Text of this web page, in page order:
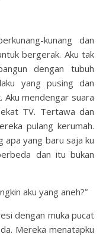
kunang dan
bergerak. Aku tak
dengan tubuh
yang pusing dan
mendengar suara
TV. Tertawa dan
pulang kerumah.
yang baru saja ku
dan itu bukan
aku yang aneh?”
dengan muka pucat
Mereka menatapku